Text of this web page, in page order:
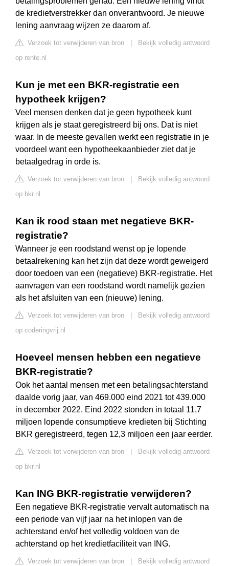
de kredietverstrekker dan onverantwoord. Je nieuwe
lening aanvraag wijzen ze daarom af.
Verzoek tot verwijderen van bron
Bekijk volledig antwoord
op rente.nl
Kun je met een BKR-registratie een
hypotheek krijgen?
Veel mensen denken dat je geen hypotheek kunt
krijgen als je staat geregistreerd bij ons. Dat is niet
waar. In de meeste gevallen werkt een registratie in je
voordeel want een hypotheekaanbieder ziet dat je
betaalgedrag in orde is.
Verzoek tot verwijderen van bron
Bekijk volledig antwoord
op bkr.nl
Kan ik rood staan met negatieve BKR-
registratie?
Wanneer je een roodstand wenst op je lopende
betaalrekening kan het zijn dat deze wordt geweigerd
door toedoen van een (negatieve) BKR-registratie. Het
aanvragen van een roodstand wordt namelijk gezien
als het afsluiten van een (nieuwe) lening.
Verzoek tot verwijderen van bron
Bekijk volledig antwoord
op coderingvrij.nl
Hoeveel mensen hebben een negatieve
BKR-registratie?
Ook het aantal mensen met een betalingsachterstand
daalde vorig jaar, van 469.000 eind 2021 tot 439.000
in december 2022. Eind 2022 stonden in totaal 11,7
miljoen lopende consumptieve kredieten bij Stichting
BKR geregistreerd, tegen 12,3 miljoen een jaar eerder.
Verzoek tot verwijderen van bron
Bekijk volledig antwoord
op bkr.nl
Kan ING BKR-registratie verwijderen?
Een negatieve BKR-registratie vervalt automatisch na
een periode van vijf jaar na het inlopen van de
achterstand en/of het volledig voldoen van de
achterstand op het kredietfaciliteit van ING.
Verzoek tot verwijderen van bron
Bekijk volledig antwoord